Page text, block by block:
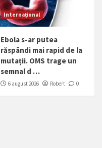
Internațional
Ebola s-ar putea
răspândi mai rapid de la
mutații. OMS trage un
semnal d …
6 august 2026 Robert 0